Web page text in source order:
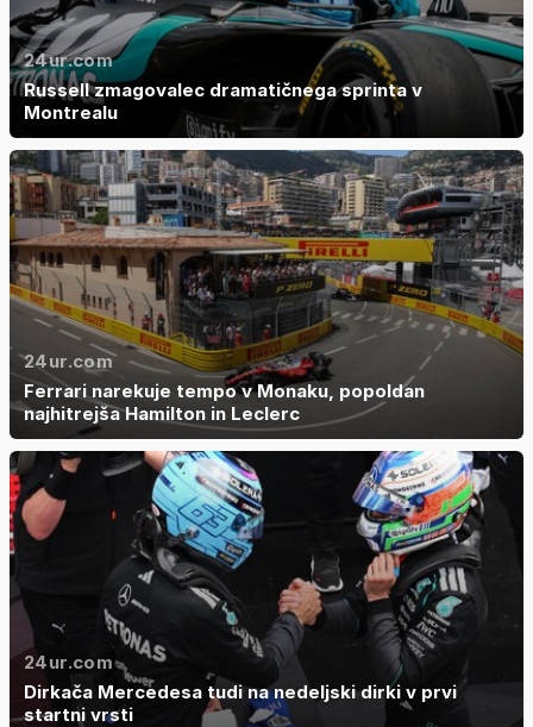
24ur.com
Russell zmagovalec dramatičnega sprinta v
Montrealu
24ur.com
Ferrari narekuje tempo v Monaku, popoldan
najhitrejša Hamilton in Leclerc
24ur.com
Dirkača Mercedesa tudi na nedeljski dirki v prvi
startni vrsti